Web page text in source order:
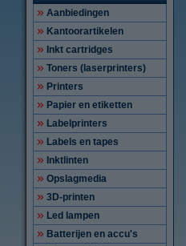
Aanbiedingen
Kantoorartikelen
Inkt cartridges
Toners (laserprinters)
Printers
Papier en etiketten
Labelprinters
Labels en tapes
Inktlinten
Opslagmedia
3D-printen
Led lampen
Batterijen en accu's